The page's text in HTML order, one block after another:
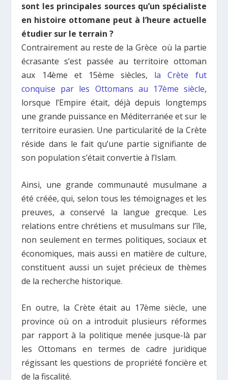
sont les principales sources qu’un spécialiste
en histoire ottomane peut à l’heure actuelle
étudier sur le terrain ?
Contrairement au reste de la Grèce où la partie
écrasante s’est passée au territoire ottoman
aux 14ème et 15ème siècles, la Crète fut
conquise par les Ottomans au 17ème siècle,
lorsque l’Empire était, déjà depuis longtemps
une grande puissance en Méditerranée et sur le
territoire eurasien. Une particularité de la Crète
réside dans le fait qu’une partie signifiante de
son population s’était convertie à l’Islam.
Ainsi, une grande communauté musulmane a
été créée, qui, selon tous les témoignages et les
preuves, a conservé la langue grecque. Les
relations entre chrétiens et musulmans sur l’île,
non seulement en termes politiques, sociaux et
économiques, mais aussi en matière de culture,
constituent aussi un sujet précieux de thèmes
de la recherche historique.
En outre, la Crète était au 17ème siècle, une
province où on a introduit plusieurs réformes
par rapport à la politique menée jusque-là par
les Ottomans en termes de cadre juridique
régissant les questions de propriété foncière et
de la fiscalité.